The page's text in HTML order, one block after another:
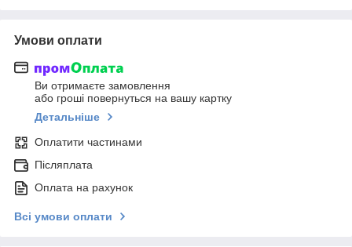
Умови оплати
Ви отримаєте замовлення
або гроші повернуться на вашу картку
Детальніше
Оплатити частинами
Післяплата
Оплата на рахунок
Всі умови оплати